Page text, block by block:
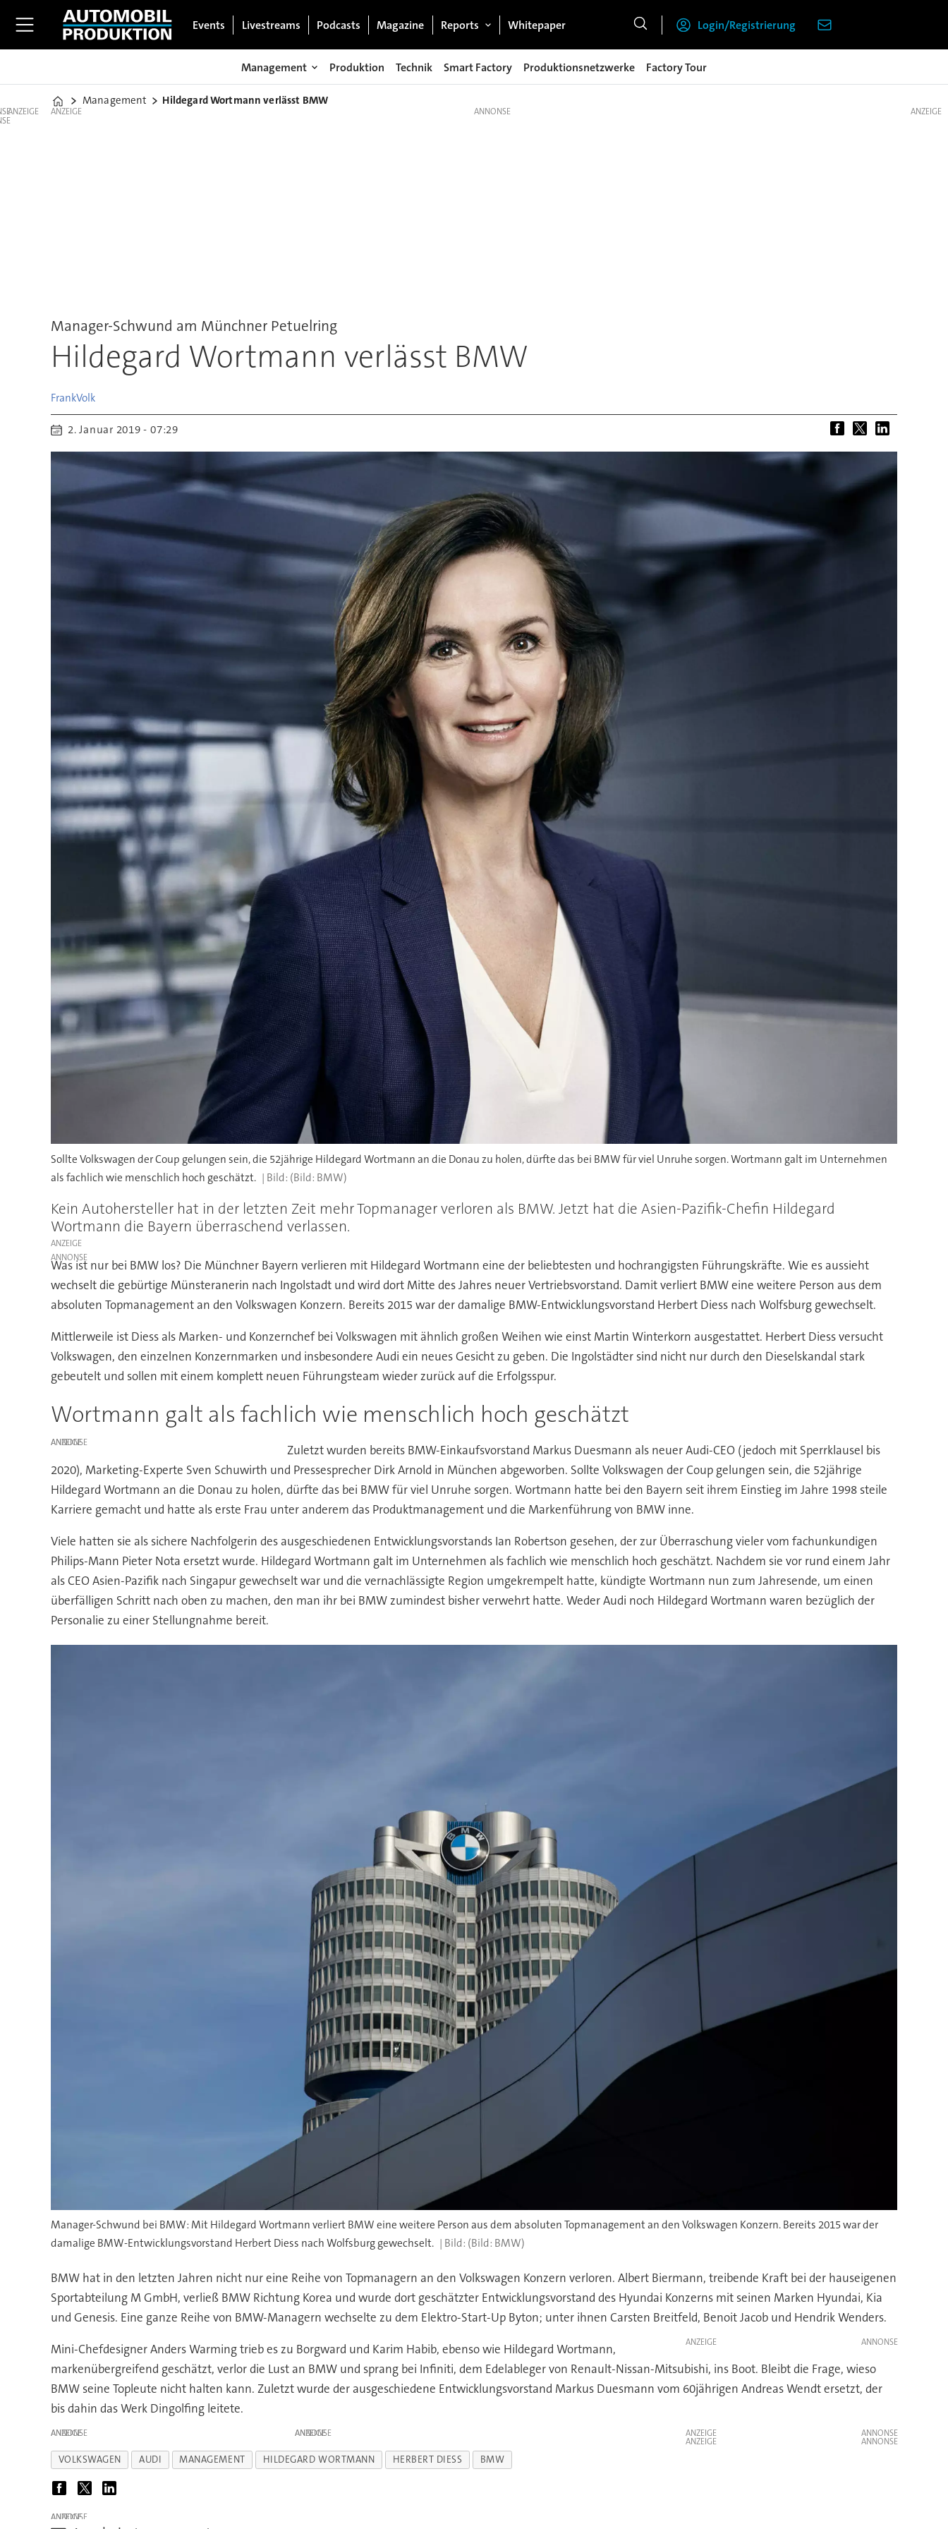
Events Livestreams Podcasts Magazine Reports Whitepaper Login/Registrierung
Management Produktion Technik Smart Factory Produktionsnetzwerke Factory Tour
Home
Management Hildegard Wortmann verlässt BMW
ANZEIGE ANZEIGE
Manager-Schwund am Münchner Petuelring
Hildegard Wortmann verlässt BMW
FrankVolk
2. Januar 2019 - 07:29
Sollte Volkswagen der Coup gelungen sein, die 52jährige Hildegard Wortmann an die Donau zu holen, dürfte das bei BMW für viel Unruhe sorgen. Wortmann galt im Unternehmen
als fachlich wie menschlich hoch geschätzt.
(Bild: BMW)
Kein Autohersteller hat in der letzten Zeit mehr Topmanager verloren als BMW. Jetzt hat die Asien-Pazifik-Chefin Hildegard
Wortmann die Bayern überraschend verlassen.
ANZEIGE
Was ist nur bei BMW los? Die Münchner Bayern verlieren mit Hildegard Wortmann eine der beliebtesten und hochrangigsten Führungskräfte. Wie es aussieht
wechselt die gebürtige Münsteranerin nach Ingolstadt und wird dort Mitte des Jahres neuer Vertriebsvorstand. Damit verliert BMW eine weitere Person aus dem
absoluten Topmanagement an den Volkswagen Konzern. Bereits 2015 war der damalige BMW-Entwicklungsvorstand Herbert Diess nach Wolfsburg gewechselt.
Mittlerweile ist Diess als Marken- und Konzernchef bei Volkswagen mit ähnlich großen Weihen wie einst Martin Winterkorn ausgestattet. Herbert Diess versucht
Volkswagen, den einzelnen Konzernmarken und insbesondere Audi ein neues Gesicht zu geben. Die Ingolstädter sind nicht nur durch den Dieselskandal stark
gebeutelt und sollen mit einem komplett neuen Führungsteam wieder zurück auf die Erfolgsspur.
Wortmann galt als fachlich wie menschlich hoch geschätzt
ANZEIGE
Zuletzt wurden bereits BMW-Einkaufsvorstand Markus Duesmann als neuer Audi-CEO (jedoch mit Sperrklausel bis
2020), Marketing-Experte Sven Schuwirth und Pressesprecher Dirk Arnold in München abgeworben. Sollte Volkswagen der Coup gelungen sein, die 52jährige
Hildegard Wortmann an die Donau zu holen, dürfte das bei BMW für viel Unruhe sorgen. Wortmann hatte bei den Bayern seit ihrem Einstieg im Jahre 1998 steile
Karriere gemacht und hatte als erste Frau unter anderem das Produktmanagement und die Markenführung von BMW inne.
Viele hatten sie als sichere Nachfolgerin des ausgeschiedenen Entwicklungsvorstands Ian Robertson gesehen, der zur Überraschung vieler vom fachunkundigen
Philips-Mann Pieter Nota ersetzt wurde. Hildegard Wortmann galt im Unternehmen als fachlich wie menschlich hoch geschätzt. Nachdem sie vor rund einem Jahr
als CEO Asien-Pazifik nach Singapur gewechselt war und die vernachlässigte Region umgekrempelt hatte, kündigte Wortmann nun zum Jahresende, um einen
überfälligen Schritt nach oben zu machen, den man ihr bei BMW zumindest bisher verwehrt hatte. Weder Audi noch Hildegard Wortmann waren bezüglich der
Personalie zu einer Stellungnahme bereit.
Manager-Schwund bei BMW: Mit Hildegard Wortmann verliert BMW eine weitere Person aus dem absoluten Topmanagement an den Volkswagen Konzern. Bereits 2015 war der
damalige BMW-Entwicklungsvorstand Herbert Diess nach Wolfsburg gewechselt.
(Bild: BMW)
BMW hat in den letzten Jahren nicht nur eine Reihe von Topmanagern an den Volkswagen Konzern verloren. Albert Biermann, treibende Kraft bei der hauseigenen
Sportabteilung M GmbH, verließ BMW Richtung Korea und wurde dort geschätzter Entwicklungsvorstand des Hyundai Konzerns mit seinen Marken Hyundai, Kia
und Genesis. Eine ganze Reihe von BMW-Managern wechselte zu dem Elektro-Start-Up Byton; unter ihnen Carsten Breitfeld, Benoit Jacob und Hendrik Wenders.
ANZEIGE
Mini-Chefdesigner Anders Warming trieb es zu Borgward und Karim Habib, ebenso wie Hildegard Wortmann,
markenübergreifend geschätzt, verlor die Lust an BMW und sprang bei Infiniti, dem Edelableger von Renault-Nissan-Mitsubishi, ins Boot. Bleibt die Frage, wieso
BMW seine Topleute nicht halten kann. Zuletzt wurde der ausgeschiedene Entwicklungsvorstand Markus Duesmann vom 60jährigen Andreas Wendt ersetzt, der
bis dahin das Werk Dingolfing leitete.
ANZEIGE ANZEIGE
ANZEIGE
ANZEIGE
VOLKSWAGEN AUDI MANAGEMENT HILDEGARD WORTMANN HERBERT DIESS BMW
ANZEIGE
ANZEIGE